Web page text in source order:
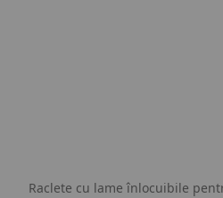
Raclete cu lame înlocuibile